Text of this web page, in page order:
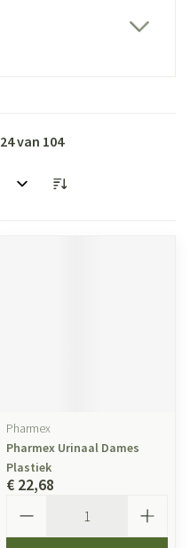
24van 104
Pharmex
Pharmex Urinaal Dames
Plastiek
€ 22,68